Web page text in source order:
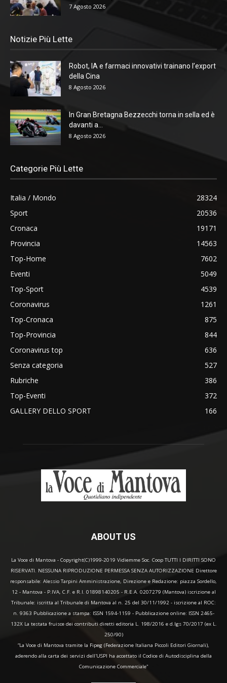
7 Agosto 2026
Notizie Più Lette
Robot, IA e farmaci innovativi trainano l’export
della Cina
8 Agosto 2026
In Gran Bretagna Bezzecchi torna in sella ed è
davanti a...
8 Agosto 2026
Categorie Più Lette
Italia / Mondo
28324
Sport
20536
Cronaca
19171
Provincia
14563
Top-Home
7602
Eventi
5049
Top-Sport
4539
Coronavirus
1261
Top-Cronaca
875
Top-Provincia
844
Coronavirus top
636
Senza categoria
527
Rubriche
386
Top-Eventi
372
GALLERY DELLO SPORT
166
ABOUT US
La Voce di Mantova - Copyright(C)1999-2019 Vidiemme Soc. Coop TUTTI I DIRITTI SONO
RISERVATI. NESSUNA RIPRODUZIONE PERMESSA SENZA AUTORIZZAZIONE Direttore
responsabile: Alessio Tarpini Amministrazione, Direzione e Redazione: piazza Sordello,
12 - Mantova - P.IVA, C.F. e R.I. 01898140205 - R.E.A. 0207279 (Mantova) iscrizione al
Tribunale: iscritta al Tribunale di Mantova al n. 25 del 30/11/1992 - iscrizione al ROC:
n. 9363 Pubblicazione a stampa: ISSN 1594-1159 - Pubblicazione online: ISSN 2465-
132X La testata fruisce dei contributi diretti editoria L. 198/2016 e d.lgs 70/2017 (ex L.
250/90)
“La Voce di Mantova tramite la Fipeg (Federazione Italiana Piccoli Editori Giornali),
aderendo alla carta dei servizi dell'USPI ha accettato il Codice di Autodisciplina della
Comunicazione Commerciale"